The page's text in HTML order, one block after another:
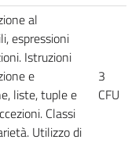
al
espressioni
Istruzioni
e
liste, tuple e
Classi
Utilizzo di
3
CFU